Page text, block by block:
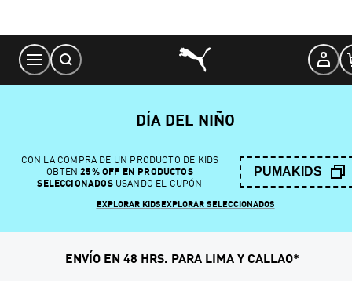
Content
DÍA DEL NIÑO
CON LA COMPRA DE UN PRODUCTO DE KIDS
OBTEN 25% OFF EN PRODUCTOS
SELECCIONADOSUSANDO EL CUPÓN
PUMAKIDS
EXPLORAR KIDSEXPLORAR SELECCIONADOS
ENVÍO EN 48 HRS. PARA LIMA Y CALLAO*